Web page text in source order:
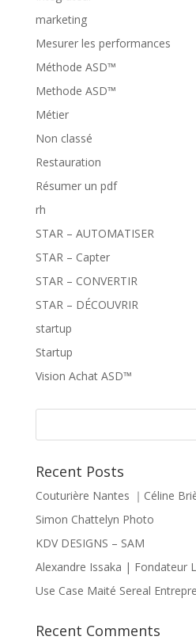
marketing
Mesurer les performances
Méthode ASD™
Methode ASD™
Métier
Non classé
Restauration
Résumer un pdf
rh
STAR – AUTOMATISER
STAR – Capter
STAR – CONVERTIR
STAR – DÉCOUVRIR
startup
Startup
Vision Achat ASD™
Recent Posts
Couturière Nantes ｜Céline
Simon Chattelyn Photo
KDV DESIGNS – SAM
Alexandre Issaka | Fondateur
Use Case Maité Sereal
Recent Comments